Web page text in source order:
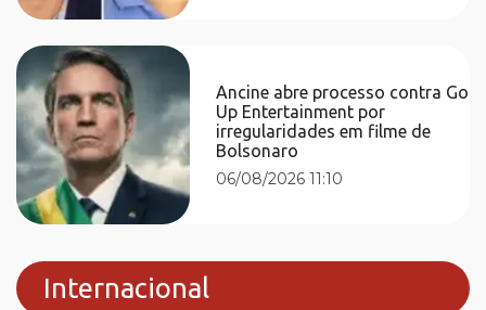
Ancine abre processo contra Go
Up Entertainment por
irregularidades em filme de
Bolsonaro
06/08/2026 11:10
Internacional